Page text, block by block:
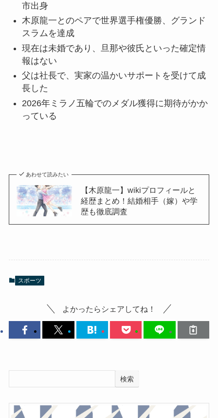
市出身
木原龍一とのペアで世界選手権優勝、グランド
スラムを達成
現在は未婚であり、旦那や彼氏といった確定情
報はない
父は社長で、実家の温かいサポートを受けて成
長した
2026年ミラノ五輪でのメダル獲得に期待がかか
っている
あわせて読みたい
【木原龍一】wikiプロフィールと
経歴まとめ！結婚相手（嫁）や学
歴も徹底調査
スポーツ
よかったらシェアしてね！
検索